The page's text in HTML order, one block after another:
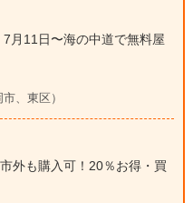
月11日〜海の中道で無料屋
、東区）
外も購入可！20％お得・買